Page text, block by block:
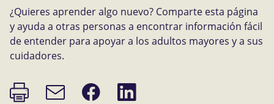
¿Quieres aprender algo nuevo? Comparte esta página
y ayuda a otras personas a encontrar información fácil
de entender para apoyar a los adultos mayores y a sus
cuidadores.
Imprimir
página
Enlace
de
Compartir
en
Compartir
en